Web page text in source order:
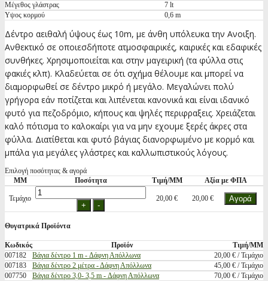
Μέγεθος γλάστρας
7 lt
Υψος κορμού
0,6 m
Δέντρο αειθαλή ύψους έως 10m, με άνθη υπόλευκα την Ανοιξη.
Ανθεκτικό σε οποιεσδήποτε ατμοσφαιρικές, καιρικές και εδαφικές
συνθήκες. Χρησιμοποιείται και στην μαγειρική (τα φύλλα στις
φακιές κλπ). Κλαδεύεται σε ότι σχήμα θέλουμε και μπορεί να
διαμορφωθεί σε δέντρο μικρό ή μεγάλο. Μεγαλώνει πολύ
γρήγορα εάν ποτίζεται και λιπένεται κανονικά και είναι ιδανικό
φυτό για πεζοδρόμιο, κήπους και ψηλές περιφραξεις. Χρειάζεται
καλό πότισμα το καλοκαίρι για να μην εχουμε ξερές άκρες στα
φύλλα. Διατίθεται και φυτό βάγιας διανορφωμένο με κορμό και
μπάλα για μεγάλες γλάστρες και καλλωπιστικούς λόγους.
Επιλογή ποσότητας & αγορά
ΜΜ
Ποσότητα Τιμή/ΜΜ Αξία με ΦΠΑ
Τεμάχιο 20,00 € 20,00 €
Θυγατρικά Προϊόντα
Κωδικός Προϊόν
Τιμή/ΜΜ
007182
Βάγια δέντρο 1 m - Δάφνη Απόλλωνα
20,00 € / Τεμάχιο
007183
Βάγια δέντρο 2 μέτρα - Δάφνη Απόλλωνα
45,00 € / Τεμάχιο
007750
Βάγια δέντρο 3,0- 3,5 m - Δάφνη Απόλλωνα 70,00 € / Τεμάχιο